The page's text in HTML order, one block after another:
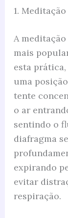
1.
A
mais
esta
uma
tente
o ar
sentindo o
diafragma
expirando
evitar
respiração.